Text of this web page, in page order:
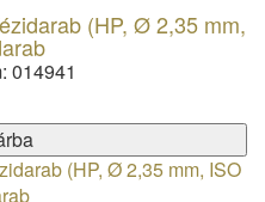
(HP, Ø 2,35 mm,
014941